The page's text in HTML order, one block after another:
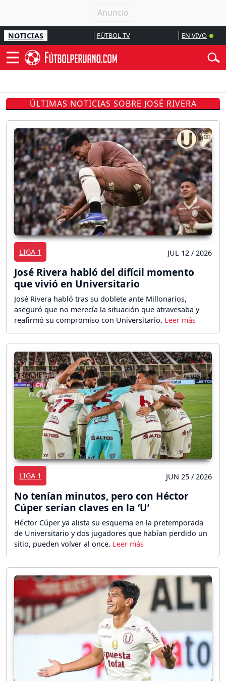
NOTICIAS FÚTBOL TV EN VIVO
ÚLTIMAS NOTICIAS SOBRE JOSÉ RIVERA
LIGA 1 JUL 12 / 2026
José Rivera habló del difícil momento
que vivió en Universitario
José Rivera habló tras su doblete ante Millonarios,
aseguró que no merecía la situación que atravesaba y
reafirmó su compromiso con Universitario.
LIGA 1 JUN 25 / 2026
No tenían minutos, pero con Héctor
Cúper serían claves en la ‘U’
Héctor Cúper ya alista su esquema en la pretemporada
de Universitario y dos jugadores que habían perdido un
sitio, pueden volver al once.